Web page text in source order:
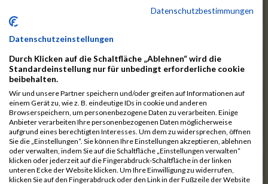
00:29:04.4
404
Holst
00:29:08.8
405
Dombrowka
00:29:09.5
305
Ribarzik
00:29:09.7
328
Matschl
00:29:10.8
400
Subramaniyam
00:29:13.0
813
Stawinski
00:29:13.8
Datenschutzbestimmungen
Datenschutzeinstellungen
Durch Klicken auf die Schaltfläche „Ablehnen“ wird die
Standardeinstellung nur für unbedingt erforderliche cookie
beibehalten.
Wir und unsere Partner speichern und/oder greifen auf Informationen auf
einem Gerät zu, wie z. B. eindeutige IDs in cookie und anderen
Browserspeichern, um personenbezogene Daten zu verarbeiten. Einige
Anbieter verarbeiten Ihre personenbezogenen Daten möglicherweise
aufgrund eines berechtigten Interesses. Um dem zu widersprechen, öffnen
Sie die „Einstellungen“. Sie können Ihre Einstellungen akzeptieren, ablehnen
oder verwalten, indem Sie auf die Schaltfläche „Einstellungen verwalten“
klicken oder jederzeit auf die Fingerabdruck-Schaltfläche in der linken
unteren Ecke der Website klicken. Um Ihre Einwilligung zu widerrufen,
klicken Sie auf den Fingerabdruck oder den Link in der Fußzeile der Website